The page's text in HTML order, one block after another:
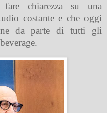
chiarezza su una
costante e che oggi
da parte di tutti gli